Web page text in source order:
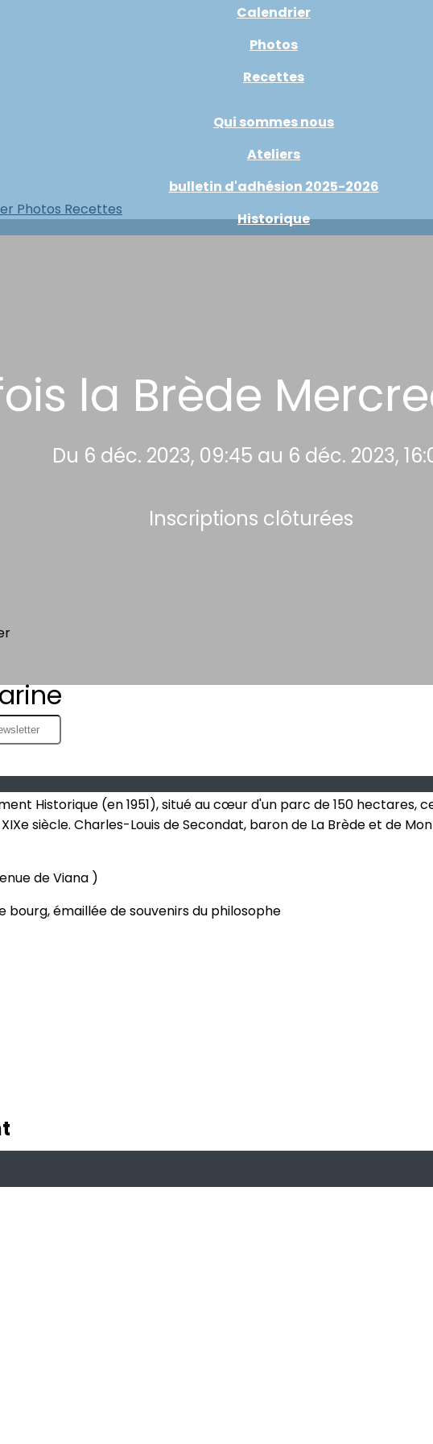
Calendrier
Photos
Recettes
Qui sommes nous
Ateliers
bulletin d'adhésion 2025-2026
Historique
Photos Recettes
la Brède
Du 6 déc. 2023, 09:45 au 6 déc. 2023,
Inscriptions clôturées
Historique (en 1951), situé au cœur d'un parc de 150
siècle. Charles-Louis de Secondat, baron de La Brède et de
de Viana )
bourg, émaillée de souvenirs du philosophe